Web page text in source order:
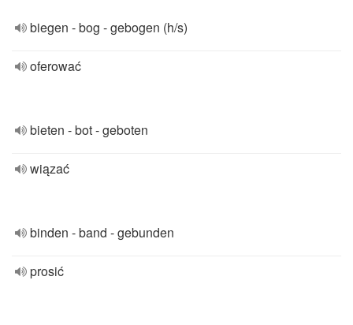
biegen - bog - gebogen (h/s)
oferować
bieten - bot - geboten
wiązać
binden - band - gebunden
prosić